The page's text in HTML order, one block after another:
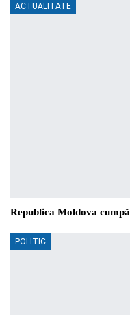
ACTUALITATE
Republica Moldova
POLITIC